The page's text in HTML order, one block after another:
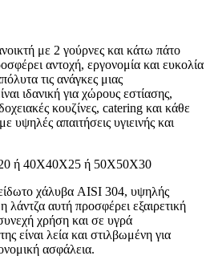
με 2 γούρνες και κάτω πάτο
αντοχή, εργονομία και ευκολία
τις ανάγκες μιας
ιδανική για χώρους εστίασης,
κουζίνες, catering και κάθε
υψηλές απαιτήσεις υγιεινής και
ή 40Χ40Χ25 ή 50Χ50Χ30
χάλυβα AISI 304, υψηλής
λάντζα αυτή προσφέρει εξαιρετική
χρήση και σε υγρά
είναι λεία και στιλβωμένη για
ασφάλεια.